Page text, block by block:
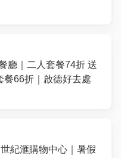
廳｜二人套餐74折 送
餐66折｜啟德好去處
紀滙購物中心｜暑假